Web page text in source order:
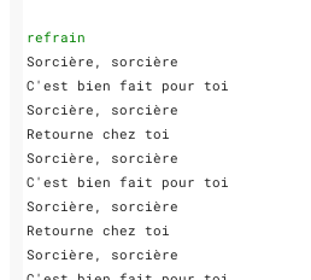
refrain
Sorcière, sorcière
C'est bien fait pour toi
Sorcière, sorcière
Retourne chez toi
Sorcière, sorcière
C'est bien fait pour toi
Sorcière, sorcière
Retourne chez toi
Sorcière, sorcière